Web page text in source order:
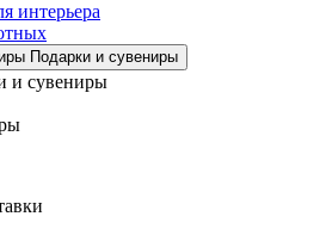
интерьера
Подарки и сувениры